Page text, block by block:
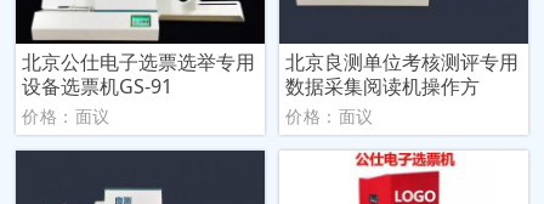
北京公仕电子选票选举专用
设备选票机GS-91
价格：面议
北京良测单位考核测评专用
数据采集阅读机操作方
价格：面议